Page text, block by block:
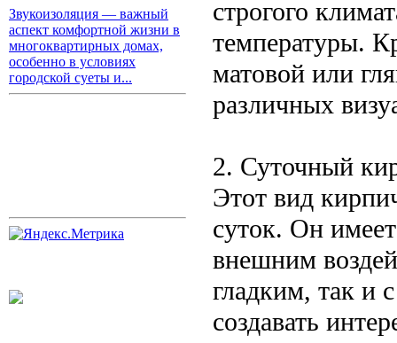
Звукоизоляция — важный
аспект комфортной жизни в
многоквартирных домах,
особенно в условиях
городской суеты и...
строгого
температуры.
матовой или
различных
2. Суточный
Этот вид
суток. Он
внешним
гладким, так и
создавать